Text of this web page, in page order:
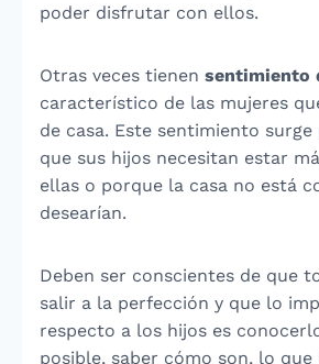
poder disfrutar con ellos.
Otras veces tienen sentimiento
característico de las mujeres
de casa. Este sentimiento
que sus hijos necesitan estar
ellas o porque la casa no está
desearían.
Deben ser conscientes de que
salir a la perfección y que lo
respecto a los hijos es
posible, saber cómo son, lo que